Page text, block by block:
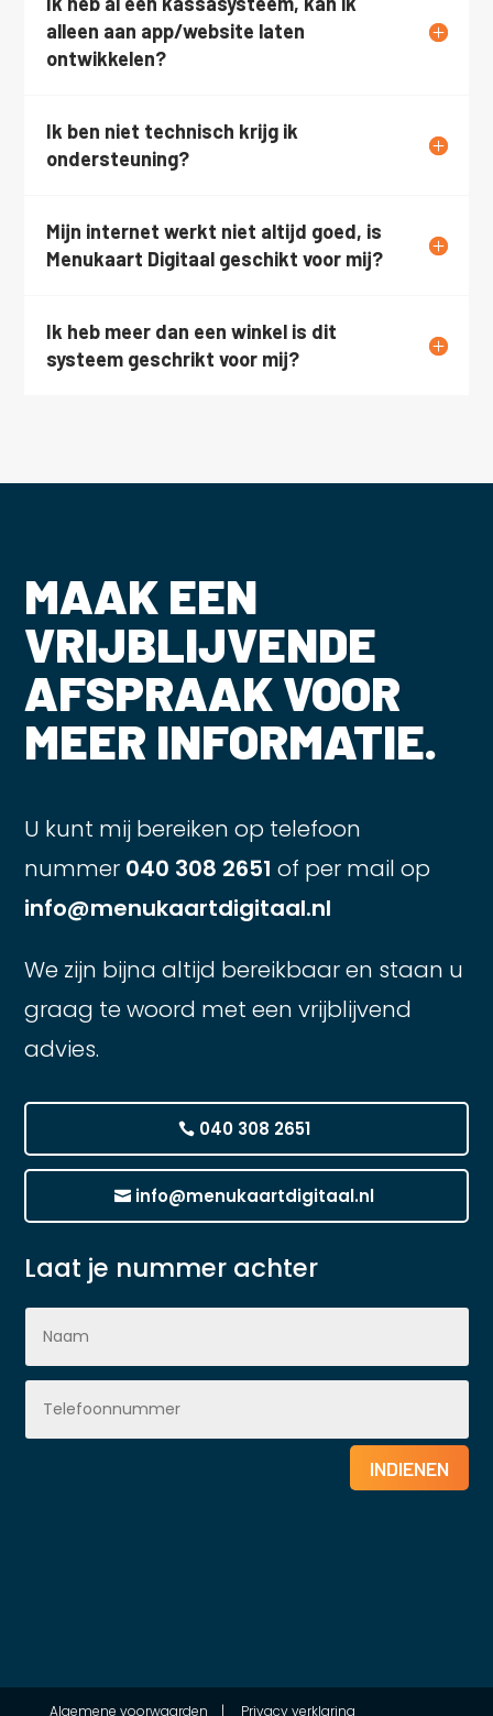
alleen aan app/website laten
ontwikkelen?
Ik ben niet technisch krijg ik
ondersteuning?
Mijn internet werkt niet altijd goed, is
Menukaart Digitaal geschikt voor mij?
Ik heb meer dan een winkel is dit
systeem geschrikt voor mij?
MAAK EEN
VRIJBLIJVENDE
AFSPRAAK VOOR
MEER INFORMATIE.
U kunt mij bereiken op telefoon
nummer 040 308 2651 of per mail op
info@menukaartdigitaal.nl
We zijn bijna altijd bereikbaar en staan u
graag te woord met een vrijblijvend
advies.
040 308 2651
info@menukaartdigitaal.nl
Laat je nummer achter
INDIENEN
Algemene voorwaarden | Privacy verklaring